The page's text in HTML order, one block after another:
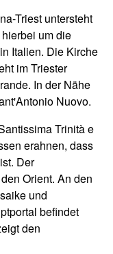
Triest untersteht
um die
Italien. Die Kirche
im Triester
In der Nähe
Nuovo.
Trinità e
erahnen, dass
Der
Orient. An den
und
befindet
den